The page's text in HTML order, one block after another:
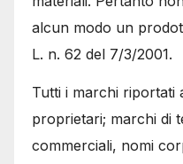
alcun modo un
L. n. 62 del 7/3/2001.
Tutti i marchi riportati
proprietari; marchi di
commerciali, nomi